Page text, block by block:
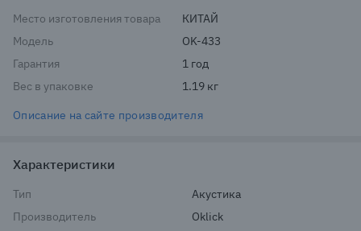
Место изготовления товара
КИТАЙ
Модель
OK-433
Гарантия
1 год
Вес в упаковке
1.19 кг
Описание на сайте производителя
Характеристики
Тип
Акустика
Производитель
Oklick